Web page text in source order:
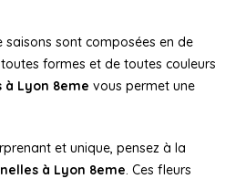
saisons sont composées en de
formes et de toutes couleurs
Lyon 8eme vous permet une
et unique, pensez à la
à Lyon 8eme. Ces fleurs